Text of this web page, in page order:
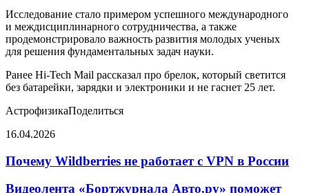
Исследование стало примером успешного международного
и междисциплинарного сотрудничества, а также
продемонстрировало важность развития молодых ученых
для решения фундаментальных задач науки.
Ранее Hi-Tech Mail рассказал про брелок, который светится
без батарейки, зарядки и электроники и не гаснет 25 лет.
АстрофизикаПоделиться
16.04.2026
через
электронную
почту
Почему Wildberries не работает с VPN в России
Видеолента «Бортжурнала Авто.ру» поможет